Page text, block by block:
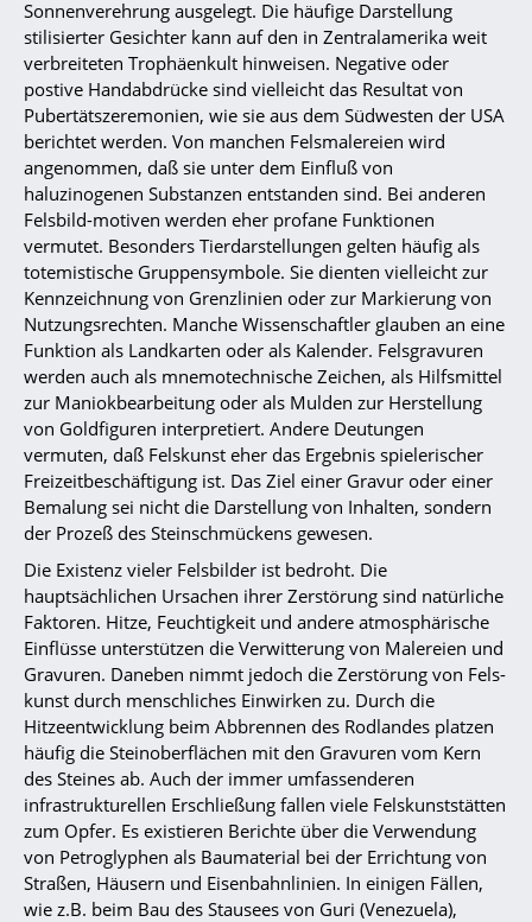
Sonnenverehrung ausgelegt. Die häufige Darstellung
stilisierter Gesichter kann auf den in Zentralamerika weit
verbreiteten Trophäenkult hinweisen. Negative oder
postive Handabdrücke sind vielleicht das Resultat von
Pubertätszeremonien, wie sie aus dem Südwesten der USA
berichtet werden. Von manchen Felsmalereien wird
angenommen, daß sie unter dem Einfluß von
haluzinogenen Substanzen entstanden sind. Bei anderen
Felsbild-motiven werden eher profane Funktionen
vermutet. Besonders Tierdarstellungen gelten häufig als
totemistische Gruppensymbole. Sie dienten vielleicht zur
Kennzeichnung von Grenzlinien oder zur Markierung von
Nutzungsrechten. Manche Wissenschaftler glauben an eine
Funktion als Landkarten oder als Kalender. Felsgravuren
werden auch als mnemotechnische Zeichen, als Hilfsmittel
zur Maniokbearbeitung oder als Mulden zur Herstellung
von Goldfiguren interpretiert. Andere Deutungen
vermuten, daß Felskunst eher das Ergebnis spielerischer
Freizeitbeschäftigung ist. Das Ziel einer Gravur oder einer
Bemalung sei nicht die Darstellung von Inhalten, sondern
der Prozeß des Steinschmückens gewesen.
Die Existenz vieler Felsbilder ist bedroht. Die
hauptsächlichen Ursachen ihrer Zerstörung sind natürliche
Faktoren. Hitze, Feuchtigkeit und andere atmosphärische
Einflüsse unterstützen die Verwitterung von Malereien und
Gravuren. Daneben nimmt jedoch die Zerstörung von Fels-
kunst durch menschliches Einwirken zu. Durch die
Hitzeentwicklung beim Abbrennen des Rodlandes platzen
häufig die Steinoberflächen mit den Gravuren vom Kern
des Steines ab. Auch der immer umfassenderen
infrastrukturellen Erschließung fallen viele Felskunststätten
zum Opfer. Es existieren Berichte über die Verwendung
von Petroglyphen als Baumaterial bei der Errichtung von
Straßen, Häusern und Eisenbahnlinien. In einigen Fällen,
wie z.B. beim Bau des Stausees von Guri (Venezuela),